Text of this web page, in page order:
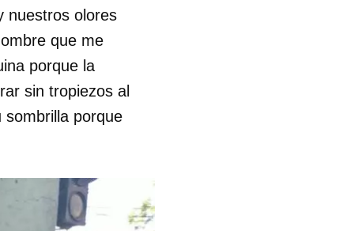
nuestros olores
que me
porque la
sin tropiezos al
porque